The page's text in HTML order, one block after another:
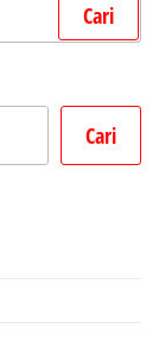
Cari